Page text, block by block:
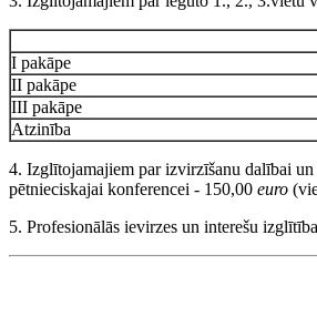
I pakāpe
II pakāpe
III pakāpe
Atzinība
4. Izglītojamajiem par izvirzīšanu dalībai
pētnieciskajai konferencei - 150,00 euro
5. Profesionālās ievirzes un interešu